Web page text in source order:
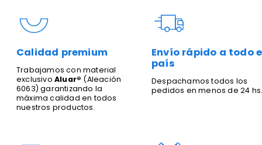
Calidad premium
Trabajamos con material
exclusivo Aluar® (Aleación
6063) garantizando la
máxima calidad en todos
nuestros productos.
Envío rápido a todo
país
Despachamos todos los
pedidos en menos de 24